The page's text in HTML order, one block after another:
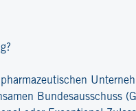
Bundesausschuss